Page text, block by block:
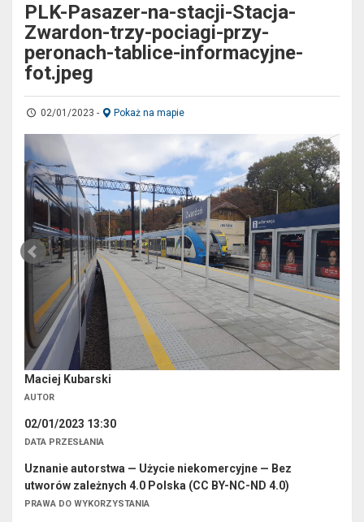
PLK-Pasazer-na-stacji-Stacja-
Zwardon-trzy-pociagi-przy-
peronach-tablice-informacyjne-
fot.jpeg
02/01/2023 - Pokaż na mapie
Maciej Kubarski
AUTOR
02/01/2023 13:30
DATA PRZESŁANIA
Uznanie autorstwa — Użycie niekomercyjne — Bez
utworów zależnych 4.0 Polska (CC BY-NC-ND 4.0)
PRAWA DO WYKORZYSTANIA